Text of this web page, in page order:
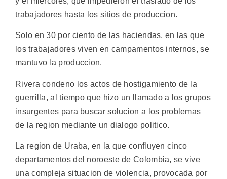
trabajadores hasta los sitios de produccion.
Solo en 30 por ciento de las haciendas, en las que
los trabajadores viven en campamentos internos, se
mantuvo la produccion.
Rivera condeno los actos de hostigamiento de la
guerrilla, al tiempo que hizo un llamado a los grupos
insurgentes para buscar solucion a los problemas
de la region mediante un dialogo politico.
La region de Uraba, en la que confluyen cinco
departamentos del noroeste de Colombia, se vive
una compleja situacion de violencia, provocada por